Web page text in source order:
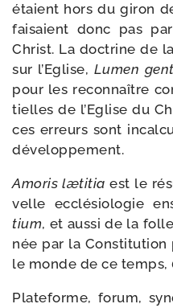
étaient hors du giron
fai­saient donc pas
Christ. La doc­trine de
sur l’Eglise, Lumen
pour les recon­naître
tielles de l’Eglise du
ces erreurs sont
développement.
Amoris læti­tiaest le
velle ecclé­sio­lo­gie
tium, et aus­si de la
née par la Constitution
le monde de ce temps,
Plateforme, forum,